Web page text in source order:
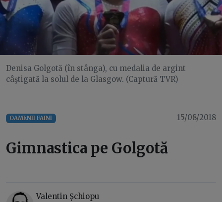
Denisa Golgotă (în stânga), cu medalia de argint
câştigată la solul de la Glasgow. (Captură TVR)
OAMENII FAINI 15/08/2018
Gimnastica pe Golgotă
Valentin Șchiopu